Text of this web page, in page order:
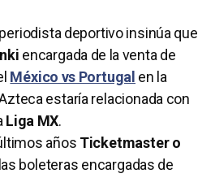
deportivo insinúa que
encargada de la venta de
México vs Portugal en la
estaría relacionada con
Liga MX.
años Ticketmaster o
boleteras encargadas de